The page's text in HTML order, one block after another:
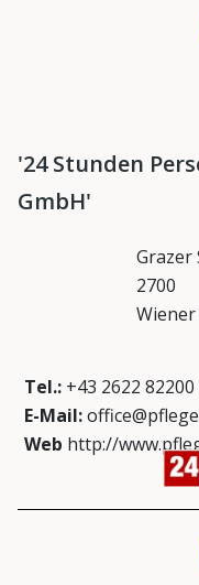
'24 Stunden
GmbH'
Grazer
2700
Tel.: +43 2622 82200
E-Mail:
Web http://